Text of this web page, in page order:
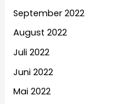
September 2022
August 2022
Juli 2022
Juni 2022
Mai 2022